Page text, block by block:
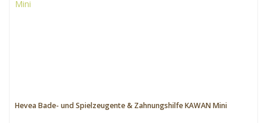
Hevea Bade- und Spielzeugente & Zahnungshilfe KAWAN Mini